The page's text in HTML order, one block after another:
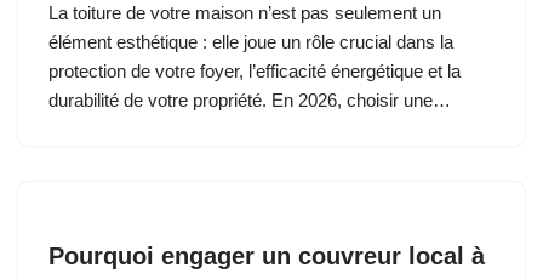
La toiture de votre maison n’est pas seulement un
élément esthétique : elle joue un rôle crucial dans la
protection de votre foyer, l’efficacité énergétique et la
durabilité de votre propriété. En 2026, choisir une…
Pourquoi engager un couvreur local à